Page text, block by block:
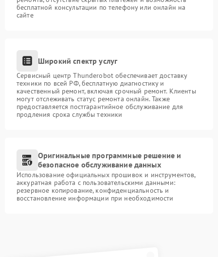
бесплатной консультации по телефону или онлайн на
сайте
Широкий спектр услуг
Сервисный центр Thunderobot обеспечивает доставку
техники по всей РФ, бесплатную диагностику и
качественный ремонт, включая срочный ремонт. Клиенты
могут отслеживать статус ремонта онлайн. Также
предоставляется постгарантийное обслуживание для
продления срока службы техники
Оригинальные программные решение и
безопасное обслуживание данных
Использование официальных прошивок и инструментов,
аккуратная работа с пользовательскими данными:
резервное копирование, конфиденциальность и
восстановление информации при необходимости